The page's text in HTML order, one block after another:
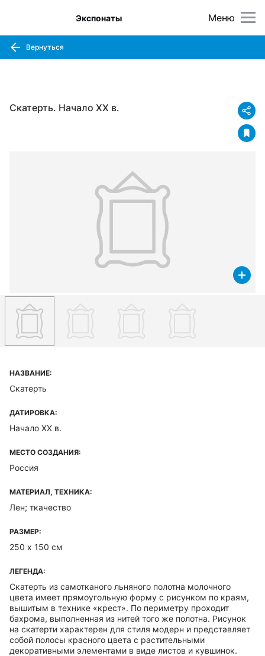
Меню
Экспонаты
Вернуться
Скатерть. Начало XX в.
НАЗВАНИЕ:
Скатерть
ДАТИРОВКА:
Начало XX в.
МЕСТО СОЗДАНИЯ:
Россия
МАТЕРИАЛ, ТЕХНИКА:
Лен; ткачество
РАЗМЕР:
250 х 150 см
ЛЕГЕНДА:
Скатерть из самотканого льняного полотна молочного
цвета имеет прямоугольную форму с рисунком по краям,
вышитым в технике «крест». По периметру проходит
бахрома, выполненная из нитей того же полотна. Рисунок
на скатерти характерен для стиля модерн и представляет
собой полосы красного цвета с растительными
декоративными элементами в виде листов и кувшинок.